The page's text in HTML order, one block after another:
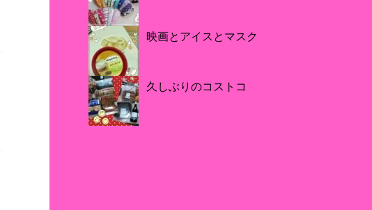
映画とアイスとマスク
久しぶりのコストコ